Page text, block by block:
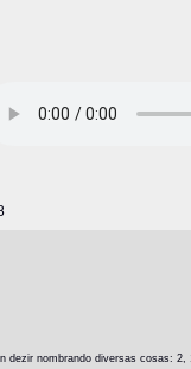
dezir nombrando diversas cosas: 2,